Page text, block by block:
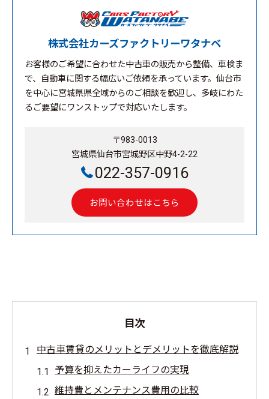
株式会社カーズファクトリーワタナベ
お客様のご希望に合わせた中古車の販売から整備、車検ま
で、自動車に関する幅広いご依頼を承っています。仙台市
を中心に宮城県県全域からのご相談を歓迎し、多岐にわた
るご要望にワンストップで対応いたします。
〒983-0013
宮城県仙台市宮城野区中野4-2-22
022-357-0916
お問い合わせはこちら
目次
中古車賃貸のメリットとデメリットを徹底解説
予算を抑えたカーライフの実現
維持費とメンテナンス費用の比較